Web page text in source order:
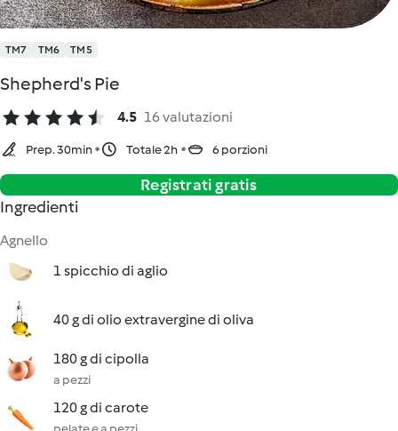
TM7 TM6 TM5
Shepherd's Pie
4.5 16 valutazioni
Prep. 30min Totale 2h 6 porzioni
Registrati gratis
Ingredienti
Agnello
1 spicchio di aglio
40 g di olio extravergine di oliva
180 g di cipolla
a pezzi
120 g di carote